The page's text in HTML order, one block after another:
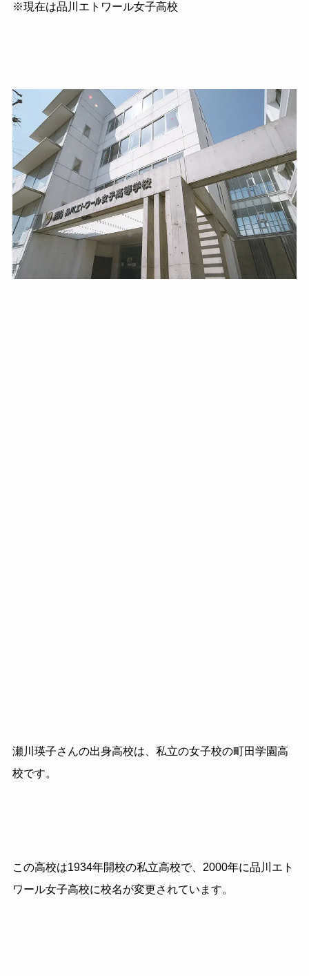
※現在は品川エトワール女子高校
瀬川瑛子さんの出身高校は、私立の女子校の町田学園高
校です。
この高校は1934年開校の私立高校で、2000年に品川エト
ワール女子高校に校名が変更されています。